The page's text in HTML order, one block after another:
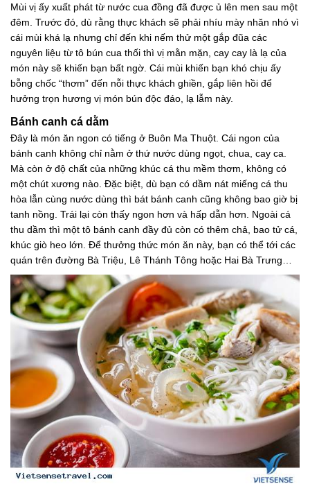
Mùi vị ấy xuất phát từ nước cua đồng đã được ủ lên men sau một
đêm. Trước đó, dù rằng thực khách sẽ phải nhíu mày nhăn nhó vì
cái mùi khá lạ nhưng chỉ đến khi nếm thử một gắp đũa các
nguyên liệu từ tô bún cua thối thì vị mằn mặn, cay cay là lạ của
món này sẽ khiến bạn bất ngờ. Cái mùi khiến bạn khó chịu ấy
bỗng chốc “thơm” đến nỗi thực khách ghiền, gắp liên hồi để
hưởng trọn hương vị món bún độc đáo, lạ lẫm này.
Bánh canh cá dằm
Đây là món ăn ngon có tiếng ở Buôn Ma Thuột. Cái ngon của
bánh canh không chỉ nằm ở thứ nước dùng ngọt, chua, cay ca.
Mà còn ở độ chất của những khúc cá thu mềm thơm, không có
một chút xương nào. Đặc biệt, dù bạn có dầm nát miếng cá thu
hòa lẫn cùng nước dùng thì bát bánh canh cũng không bao giờ bị
tanh nồng. Trái lại còn thấy ngon hơn và hấp dẫn hơn. Ngoài cá
thu dầm thì một tô bánh canh đầy đủ còn có thêm chả, bao tử cá,
khúc giò heo lớn. Để thưởng thức món ăn này, bạn có thể tới các
quán trên đường Bà Triệu, Lê Thánh Tông hoặc Hai Bà Trưng…